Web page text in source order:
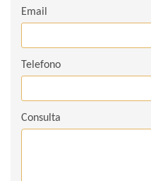
Email
Telefono
Consulta